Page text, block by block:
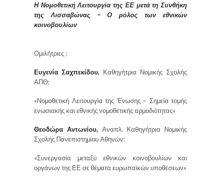
Η Νομοθετική Λειτουργία της ΕΕ μετά τη Συνθήκη
της Λισσαβώνας – Ο ρόλος των εθνικών
κοινοβουλίων
Ομιλήτριες :
Ευγενία Σαχπεκίδου, Καθηγήτρια Νομικής Σχολής
ΑΠΘ:
«Νομοθετική Λειτουργία της Ένωσης – Σημεία τομής
ενωσιακής και εθνικής νομοθετικής αρμοδιότητας»
Θεοδώρα Αντωνίου, Αναπλ. Καθηγήτρια Νομικής
Σχολής Πανεπιστημίου Αθηνών:
«Συνεργασία μεταξύ εθνικών κοινοβουλίων και
οργάνων της ΕΕ σε θέματα ευρωπαϊκών υποθέσεων»